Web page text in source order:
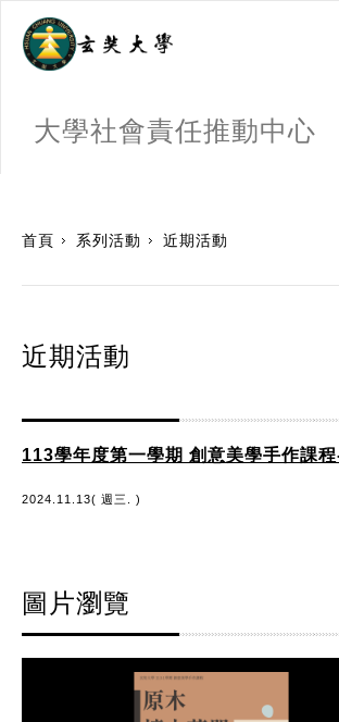
大學社會責任推動中心
首頁 系列活動 近期活動
近期活動
113學年度第一學期 創意美學手作課
2024.11.13( 週三. )
圖片瀏覽